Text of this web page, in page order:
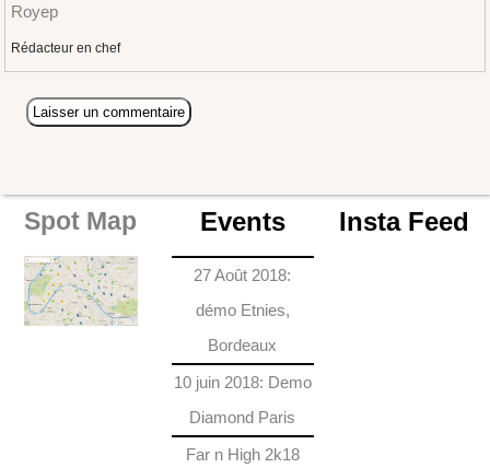
Royep
Rédacteur en chef
Spot Map Events
27 Août 2018:
démo Etnies,
Bordeaux
10 juin 2018: Demo
Diamond Paris
Far n High 2k18
Insta Feed